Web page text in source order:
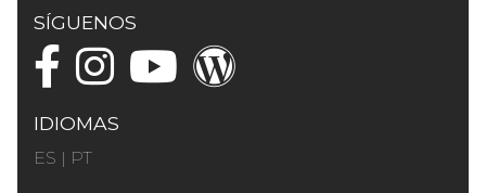
SÍGUENOS
IDIOMAS
ES | PT